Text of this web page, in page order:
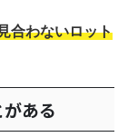
合わないロット
ある